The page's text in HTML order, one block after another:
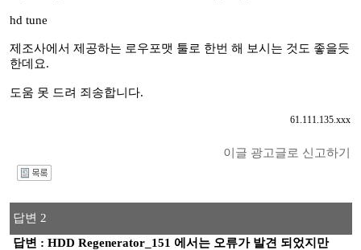
hd tune
제조사에서 제공하는 로우포맷 툴로 한번 해 보시는 것도 좋을듯
한데요.
도움 못 드려 죄송합니다.
61.111.135.xxx
이글 광고글로 신고하기
답변 2
답변 : HDD Regenerator_151 에서는 오류가 발견 되었지만